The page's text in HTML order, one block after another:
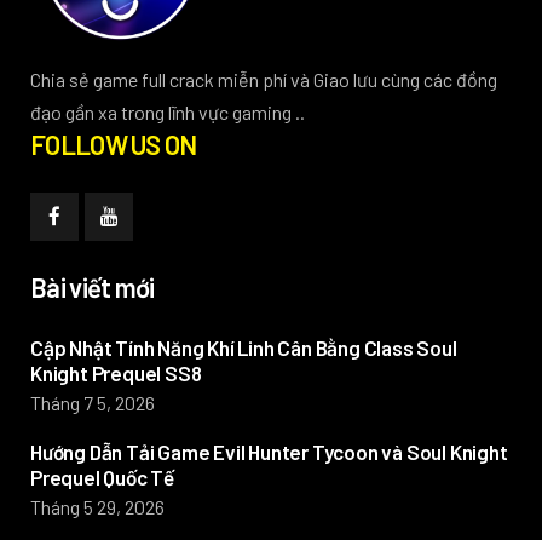
Chia sẻ game full crack miễn phí và Giao lưu cùng các đồng
đạo gần xa trong lĩnh vực gaming ..
FOLLOW US ON
Bài viết mới
Cập Nhật Tính Năng Khí Linh Cân Bằng Class Soul
Knight Prequel SS8
Tháng 7 5, 2026
Hướng Dẫn Tải Game Evil Hunter Tycoon và Soul Knight
Prequel Quốc Tế
Tháng 5 29, 2026